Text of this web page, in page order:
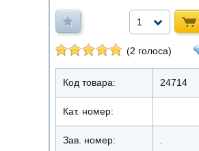
1
(2 голоса)
Код товара: 24714
Кат. номер:
Зав. номер: .